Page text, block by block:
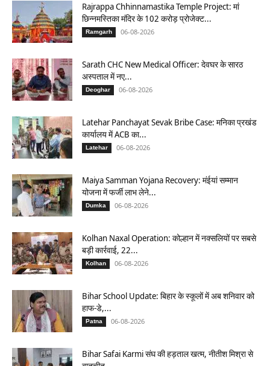
Rajrappa Chhinnamastika Temple Project: मां
छिन्नमस्तिका मंदिर के 102 करोड़ प्रोजेक्ट...
Ramgarh 06-08-2026
Sarath CHC New Medical Officer: देवघर के सारठ
अस्पताल में नए...
Deoghar 06-08-2026
Latehar Panchayat Sevak Bribe Case: मनिका प्रखंड
कार्यालय में ACB का...
Latehar 06-08-2026
Maiya Samman Yojana Recovery: मंईयां सम्मान
योजना में फर्जी लाभ लेने...
Dumka 06-08-2026
Kolhan Naxal Operation: कोल्हान में नक्सलियों पर सबसे
बड़ी कार्रवाई, 22...
Kolhan 06-08-2026
Bihar School Update: बिहार के स्कूलों में अब शनिवार को
हाफ-डे,...
Patna 06-08-2026
Bihar Safai Karmi संघ की हड़ताल खत्म, नीतीश मिश्रा से